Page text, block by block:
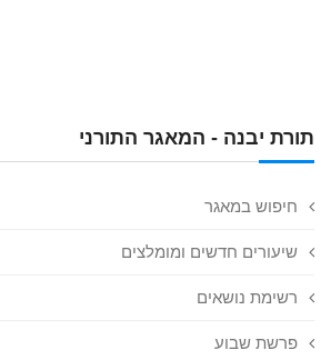
תורת יבנה - המאגר התורני
חיפוש במאגר
שיעורים חדשים ומומלצים
רשימת נושאים
פרשת שבוע